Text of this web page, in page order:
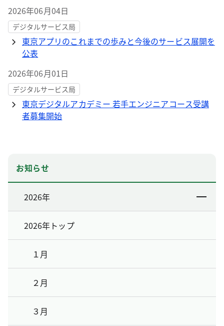
2026年06月04日
デジタルサービス局
東京アプリのこれまでの歩みと今後のサービス展開を
公表
2026年06月01日
デジタルサービス局
東京デジタルアカデミー 若手エンジニアコース受講
者募集開始
お知らせ
2026年
2026年トップ
１月
２月
３月